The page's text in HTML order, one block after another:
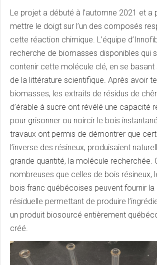
Le projet a débuté à l’automne 2021 et a
mettre le doigt sur l’un des composés
cette réaction chimique. L’équipe
recherche de biomasses disponibles qui
contenir cette molécule clé, en se basant
de la littérature scientifique. Après avoir
biomasses, les extraits de résidus de
d’érable à sucre ont révélé une capacité
pour grisonner ou noircir le bois
travaux ont permis de démontrer que
l’inverse des résineux, produisaient
grande quantité, la molécule recherchée.
nombreuses que celles de bois résineux,
bois franc québécoises peuvent fournir la
résiduelle permettant de produire
un produit biosourcé entièrement
créé.